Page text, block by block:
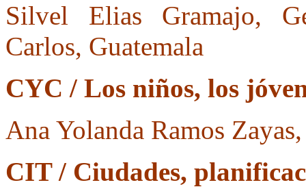
Silvel Elias Gramajo,
Carlos, Guatemala
CYC / Los niños, los
Ana Yolanda Ramos
CIT / Ciudades,